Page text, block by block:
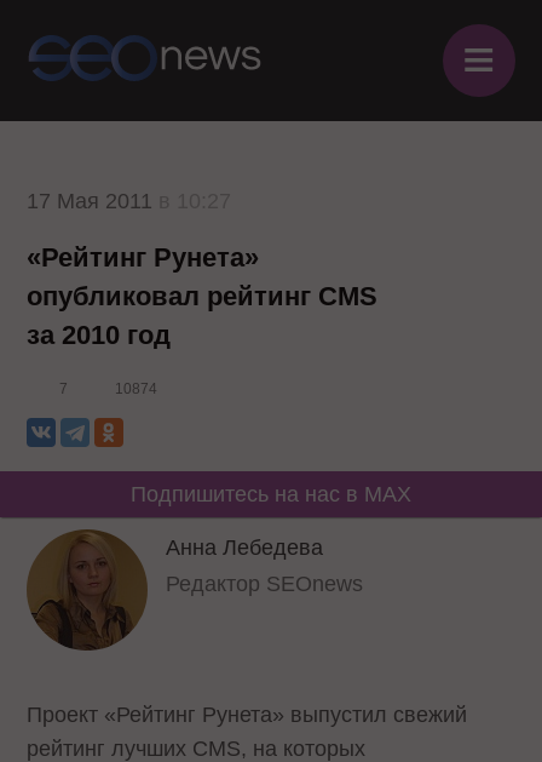
≡
17 Мая 2011
«Рейтинг Рунета»
опубликовал рейтинг CMS
за 2010 год
7 10874
Подпишитесь на нас в MAX
Анна Лебедева
Редактор SEOnews
Проект «Рейтинг Рунета» выпустил свежий
рейтинг лучших CMS, на которых